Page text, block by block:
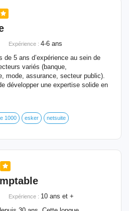
Expérience : 4-6 ans
de 5 ans d’expérience au sein de
variés (banque,
mode, assurance, secteur public).
développer une expertise solide en
1000 esker netsuite
Expérience : 10 ans et +